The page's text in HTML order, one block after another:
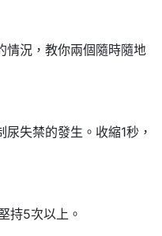
情況，教你兩個隨時隨地
失禁的發生。收縮1秒，
持5次以上。